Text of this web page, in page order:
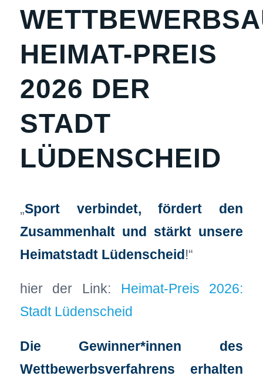
HEIMAT-PREIS
2026 DER
STADT
LÜDENSCHEID
„Sport verbindet, fördert den
Zusammenhalt und stärkt unsere
Heimatstadt Lüdenscheid!“
hier der Link: Heimat-Preis 2026:
Stadt Lüdenscheid
Die Gewinner*innen des
Wettbewerbsverfahrens erhalten